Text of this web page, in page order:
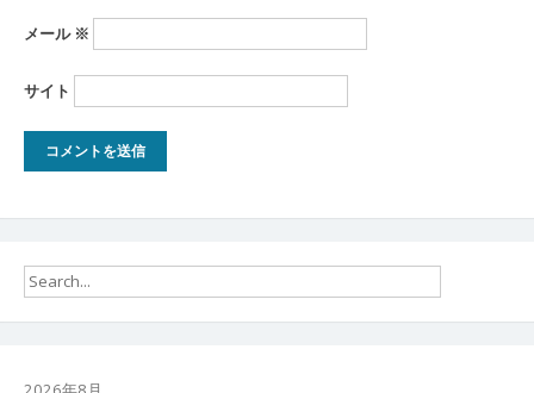
メール ※
サイト